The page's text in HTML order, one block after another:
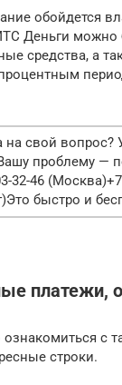
обойдется
Деньги можно
средства, а
свой вопрос?
проблему —
32-46
быстро и
платежи,
с
строки.